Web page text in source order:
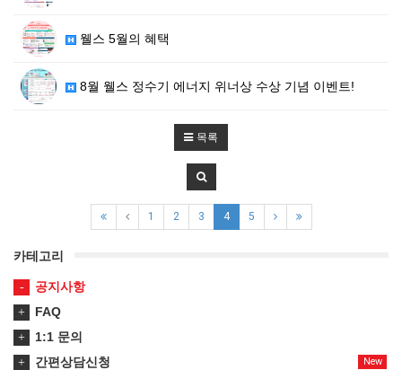
웰스 5월의 혜택
8월 웰스 정수기 에너지 위너상 수상 기념 이벤트!
목록
1 2 3 4 5
카테고리
공지사항
FAQ
1:1 문의
New
간편상담신청